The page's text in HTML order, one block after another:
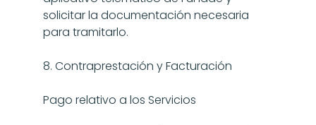
solicitar la documentación necesaria
para tramitarlo.
8. Contraprestación y Facturación
Pago relativo a los Servicios